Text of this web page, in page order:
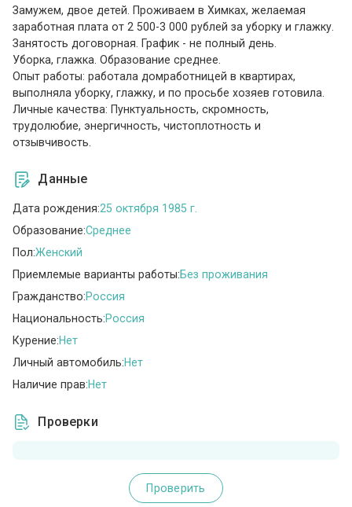
Замужем, двое детей. Проживаем в Химках, желаемая
заработная плата от 2 500-3 000 рублей за уборку и глажку.
Занятость договорная. График - не полный день.
Уборка, глажка. Образование среднее.
Опыт работы: работала домработницей в квартирах,
выполняла уборку, глажку, и по просьбе хозяев готовила.
Личные качества: Пунктуальность, скромность,
трудолюбие, энергичность, чистоплотность и
отзывчивость.
Данные
Дата рождения:25 октября 1985 г.
Образование:Среднее
Пол:Женский
Приемлемые варианты работы:Без проживания
Гражданство:Россия
Национальность:Россия
Курение:Нет
Личный автомобиль:Нет
Наличие прав:Нет
Проверки
Проверить